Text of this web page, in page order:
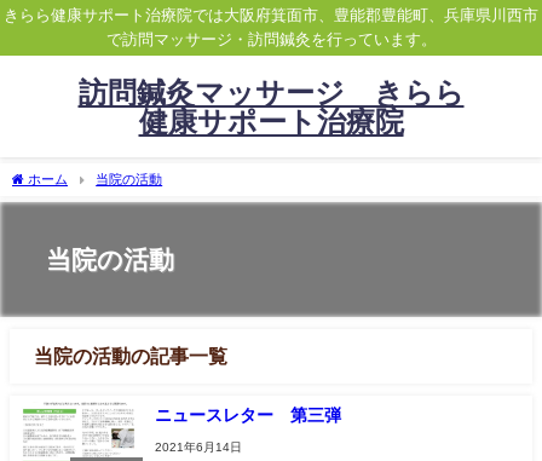
きらら健康サポート治療院では大阪府箕面市、豊能郡豊能町、兵庫県川西市
で訪問マッサージ・訪問鍼灸を行っています。
訪問鍼灸マッサージ きらら
健康サポート治療院
ホーム 当院の活動
当院の活動
当院の活動の記事一覧
ニュースレター 第三弾
2021年6月14日